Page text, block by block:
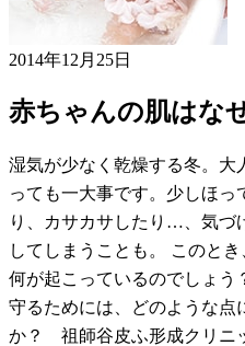
2014年12月25日
赤ちゃんの肌はな
湿気が少なく乾燥する冬。大
っても一大事です。少しほっ
り、カサカサしたり…、気づ
してしまうことも。 このと
何が起こっているのでしょ
守るためには、どのような点
か？ 祖師谷皮ふ形成クリニ